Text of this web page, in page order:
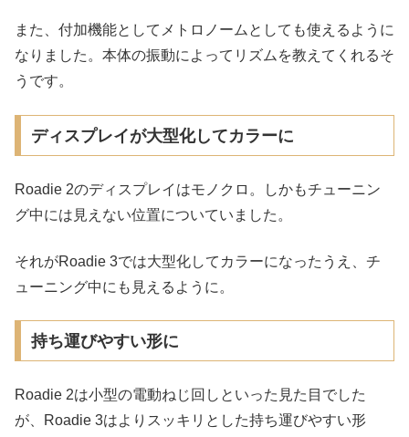
また、付加機能としてメトロノームとしても使えるように
なりました。本体の振動によってリズムを教えてくれるそ
うです。
ディスプレイが大型化してカラーに
Roadie 2のディスプレイはモノクロ。しかもチューニン
グ中には見えない位置についていました。
それがRoadie 3では大型化してカラーになったうえ、チ
ューニング中にも見えるように。
持ち運びやすい形に
Roadie 2は小型の電動ねじ回しといった見た目でした
が、Roadie 3はよりスッキリとした持ち運びやすい形